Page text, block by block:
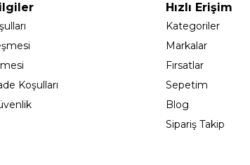
Koşulları
Hızlı Erişim
Kategoriler
Markalar
Fırsatlar
Sepetim
Blog
Sipariş Takip